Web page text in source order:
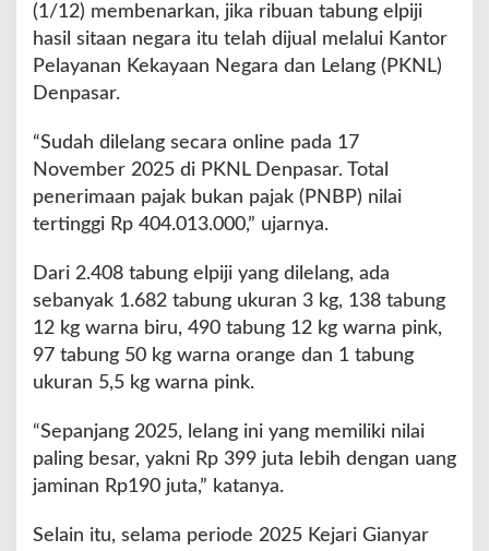
p
.
0
4
u
t
(1/12) membenarkan, jika ribuan tabung elpiji
hasil sitaan negara itu telah dijual melalui Kantor
Pelayanan Kekayaan Negara dan Lelang (PKNL)
Denpasar.
“Sudah dilelang secara online pada 17
November 2025 di PKNL Denpasar. Total
penerimaan pajak bukan pajak (PNBP) nilai
tertinggi Rp 404.013.000,” ujarnya.
Dari 2.408 tabung elpiji yang dilelang, ada
sebanyak 1.682 tabung ukuran 3 kg, 138 tabung
12 kg warna biru, 490 tabung 12 kg warna pink,
97 tabung 50 kg warna orange dan 1 tabung
ukuran 5,5 kg warna pink.
“Sepanjang 2025, lelang ini yang memiliki nilai
paling besar, yakni Rp 399 juta lebih dengan uang
jaminan Rp190 juta,” katanya.
Selain itu, selama periode 2025 Kejari Gianyar